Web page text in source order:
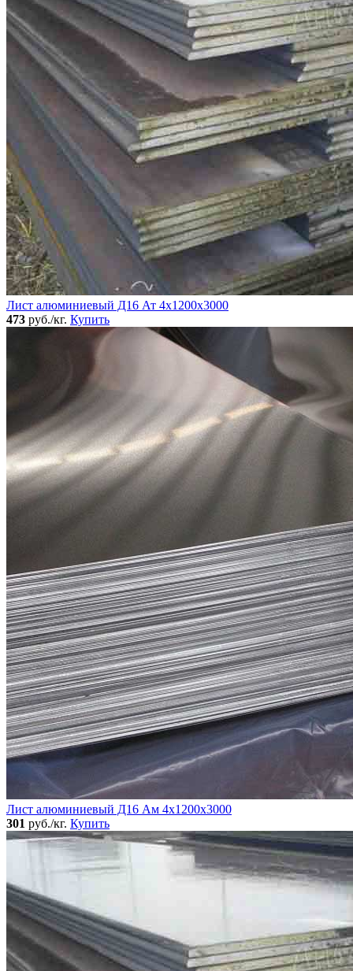
Лист алюминиевый Д16 Ат 4х1200х3000
473 руб./кг. Купить
Лист алюминиевый Д16 Ам 4х1200х3000
301 руб./кг. Купить